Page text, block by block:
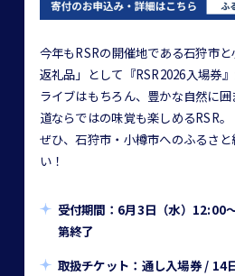
今年もRSRの開催地である石狩市
返礼品」として『RSR2026入場券
ライブはもちろん、豊かな自然に
道ならではの味覚も楽しめるRSR。
ぜひ、石狩市・小樽市へのふるさ
い！
受付期間：6月3日（水）
第終了
取扱チケット：通し入場券 / 14